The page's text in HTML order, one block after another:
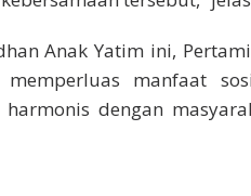
Anak Yatim ini,
manfaat
dengan